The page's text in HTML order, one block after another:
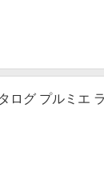
ログ プルミエ